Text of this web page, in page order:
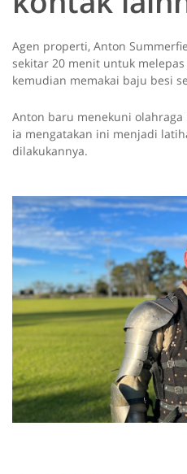
Agen properti, Anton
sekitar 20 menit untuk
kemudian memakai baju besi
Anton baru menekuni
ia mengatakan ini menjadi
dilakukannya.